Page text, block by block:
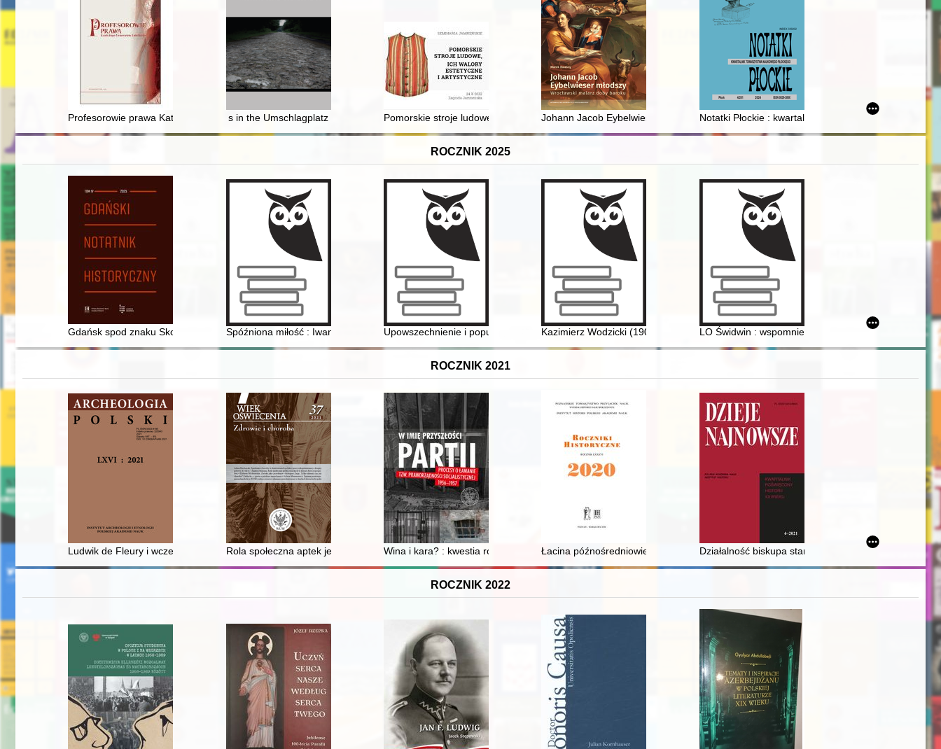
Profesorowie prawa Katolickiego Uniwersytetu Lubelskiego Jana Pawła II
s in the Umschlagplatz Pomorskie stroje ludowe, ich walory estetyczne i artystyczneJohann Jacob Eybelwieser młodszy (1667-1744) : wrocławski malarz doby baroku
Notatki Płockie : kwartalnik Towarzystwa Naukowego
ROCZNIK 2025
Gdańsk spod znaku Skorpiona? : z dociekań siedemnastowiecznych autorów druków kalendarzowych
Spóźniona miłość : Iwan Mazepa i Motria Koczubej w świetle świadectw historyczych = Belated love : Ivan Mazepa and Motria Kochubey in the light of historical
Upowszechnienie i popularyzacja wiedzy o historii polskich kobiet : wybrane przykłady = Dissemination and popularization
Kazimierz Wodzicki (1900-1987) : szkic biograficzny w 125-lecie urodzin
LO Świdwin : wspomnienia absolwentów : rocznik
ROCZNIK 2021
Ludwik de Fleury i wczesnośredniowieczne cmentarzyska z grobami w obudowach kamiennych na Wysoczyźnie Kolneńskiej
Rola społeczna aptek jezuickich w dawnej RzeczypospolitejWina i kara? : kwestia rozliczeń za łamanie "praworządności socjalistycznej" w byłym województwie warszawskim przed
Łacina późnośredniowiecznych ksiąg ławniczych starej Warszawy - recenzja]
Działalność biskupa stanisławowskiego Grzegorza
ROCZNIK 2022